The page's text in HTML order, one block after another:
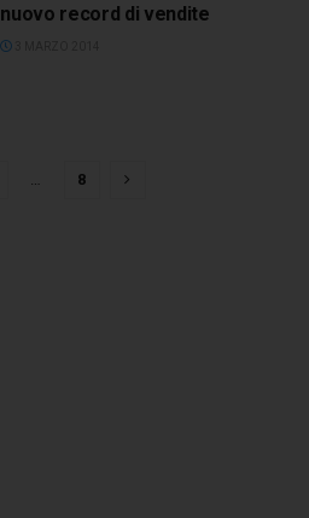
nuovo record di vendite
… 8